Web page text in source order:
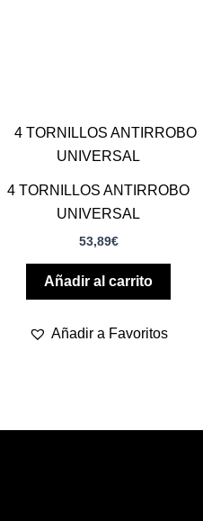
4 TORNILLOS ANTIRROBO
UNIVERSAL
53,89€
Añadir al carrito
Añadir a Favoritos